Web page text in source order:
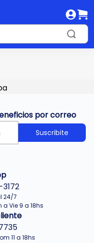
por correo
Suscribite
3172
24/7
Vie 9 a 18hs
11 a 18hs